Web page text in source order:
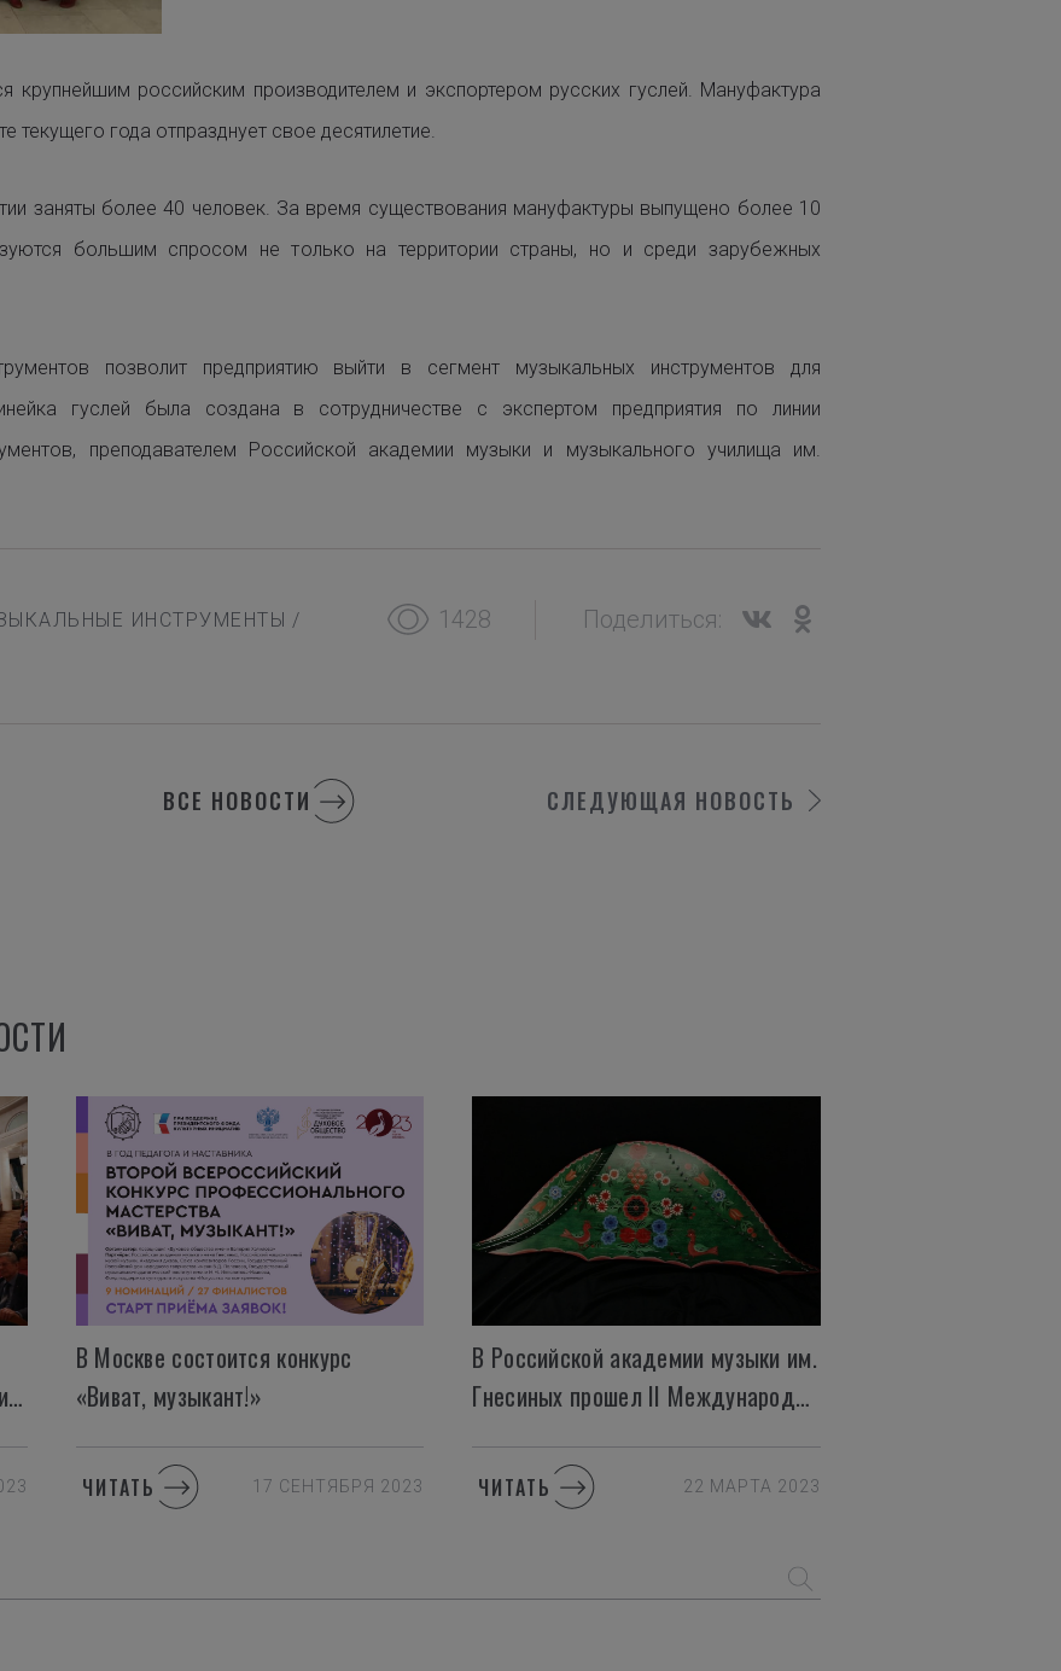
крупнейшим российским производителем и экспортером русских гуслей. Мануфактура
текущего года отпразднует свое десятилетие.
заняты более 40 человек. За время существования мануфактуры выпущено более 10
большим спросом не только на территории страны, но и среди зарубежных
позволит предприятию выйти в сегмент музыкальных инструментов для
гуслей была создана в сотрудничестве с экспертом предприятия по линии
преподавателем Российской академии музыки и музыкального училища им.
ИНСТРУМЕНТЫ /
1428 Поделиться:
ВСЕ НОВОСТИ СЛЕДУЮЩАЯ НОВОСТЬ
фестиваль-конкурс юных исполнителей на домре и балалайке прошел с 16 по 19 ноября
В Москве состоится конкурс
«Виват, музыкант!»
ЧИТАТЬ 17 СЕНТЯБРЯ 2023
В Российской академии музыки им.
Гнесиных прошел II Международный фестиваль гусельной музыки
ЧИТАТЬ 22 МАРТА 2023